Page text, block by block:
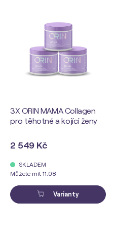
3X ORIN MAMA Collagen
pro těhotné a kojící ženy
2 549 Kč
SKLADEM
Můžete mít 11.08
Varianty